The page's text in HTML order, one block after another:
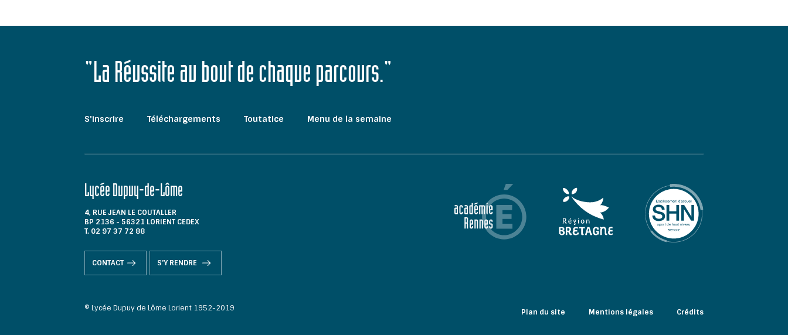
"La Réussite au bout de chaque parcours."
S'inscrire Téléchargements Toutatice Menu de la semaine
Lycée Dupuy-de-Lôme
4, RUE JEAN LE COUTALLER
BP 2136 - 56321 LORIENT CEDEX
T. 02 97 37 72 88
CONTACT S'Y RENDRE
© Lycée Dupuy de Lôme Lorient 1952-2019 Plan du site Mentions légales Crédits